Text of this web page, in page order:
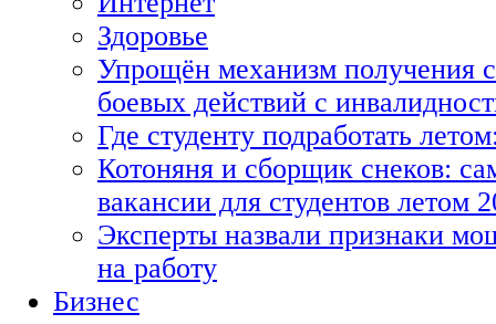
Здоровье
Упрощён механизм получения
боевых действий с
Где студенту подработать
Котоняня и сборщик снеков:
вакансии для студентов летом
Эксперты назвали признаки
на работу
Бизнес